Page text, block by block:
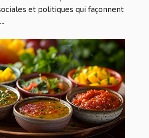
et politiques qui façonnent